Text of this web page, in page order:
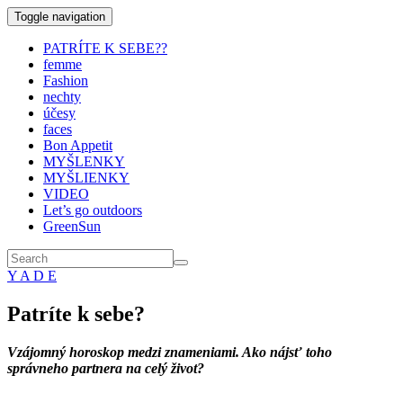
Toggle navigation
PATRÍTE K SEBE??
femme
Fashion
nechty
účesy
faces
Bon Appetit
MYŠLENKY
MYŠLIENKY
VIDEO
Let’s go outdoors
GreenSun
Y A D E
Patríte k sebe?
Vzájomný horoskop medzi znameniami. Ako nájsť toho
správneho partnera na celý život?